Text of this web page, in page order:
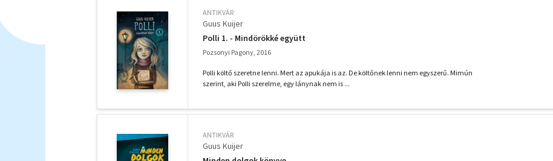
ANTIKVÁR
Guus Kuijer
Polli 1. - Mindörökké együtt
Pozsonyi Pagony, 2016
Polli költő szeretne lenni. Mert az apukája is az. De költőnek lenni nem egyszerű. Mimún
szerint, aki Polli szerelme, egy lánynak nem is ...
ANTIKVÁR
Guus Kuijer